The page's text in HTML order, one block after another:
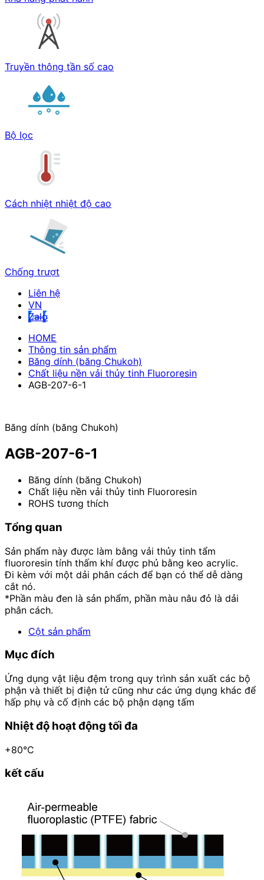
Truyền thông tần số cao
Bộ lọc
Cách nhiệt nhiệt độ cao
Chống trượt
Liên hệ
Zalo
HOME
Thông tin sản phẩm
Băng dính (băng Chukoh)
Chất liệu nền vải thủy tinh Fluororesin
AGB-207-6-1
Băng dính (băng Chukoh)
AGB-207-6-1
Băng dính (băng Chukoh)
Chất liệu nền vải thủy tinh Fluororesin
ROHS tương thích
Tổng quan
Sản phẩm này được làm bằng vải thủy tinh tẩm
fluororesin tính thấm khí được phủ bằng keo acrylic.
Đi kèm với một dải phân cách để bạn có thể dễ dàng
cắt nó.
*Phần màu đen là sản phẩm, phần màu nâu đỏ là dải
phân cách.
Cột sản phẩm
Mục đích
Ứng dụng vật liệu đệm trong quy trình sản xuất các bộ
phận và thiết bị điện tử cũng như các ứng dụng khác để
hấp phụ và cố định các bộ phận dạng tấm
Nhiệt độ hoạt động tối đa
+80°C
kết cấu